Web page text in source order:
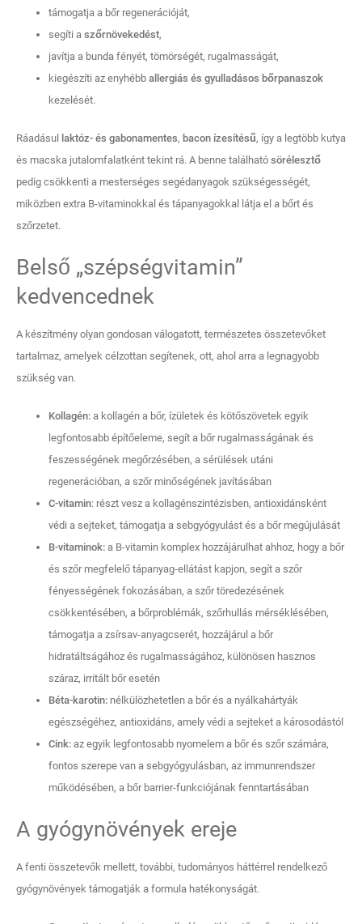
támogatja a bőr regenerációját,
segíti a szőrnövekedést,
javítja a bunda fényét, tömörségét, rugalmasságát,
kiegészíti az enyhébb allergiás és gyulladásos bőrpanaszok
kezelését.
Ráadásul laktóz- és gabonamentes, bacon ízesítésű, így a legtöbb kutya
és macska jutalomfalatként tekint rá. A benne található sörélesztő
pedig csökkenti a mesterséges segédanyagok szükségességét,
miközben extra B-vitaminokkal és tápanyagokkal látja el a bőrt és
szőrzetet.
Belső „szépségvitamin”
kedvencednek
A készítmény olyan gondosan válogatott, természetes összetevőket
tartalmaz, amelyek célzottan segítenek, ott, ahol arra a legnagyobb
szükség van.
Kollagén: a kollagén a bőr, ízületek és kötőszövetek egyik
legfontosabb építőeleme, segít a bőr rugalmasságának és
feszességének megőrzésében, a sérülések utáni
regenerációban, a szőr minőségének javításában
C-vitamin: részt vesz a kollagénszintézisben, antioxidánsként
védi a sejteket, támogatja a sebgyógyulást és a bőr megújulását
B-vitaminok: a B-vitamin komplex hozzájárulhat ahhoz, hogy a bőr
és szőr megfelelő tápanyag-ellátást kapjon, segít a szőr
fényességének fokozásában, a szőr töredezésének
csökkentésében, a bőrproblémák, szőrhullás mérséklésében,
támogatja a zsírsav-anyagcserét, hozzájárul a bőr
hidratáltságához és rugalmasságához, különösen hasznos
száraz, irritált bőr esetén
Béta-karotin: nélkülözhetetlen a bőr és a nyálkahártyák
egészségéhez, antioxidáns, amely védi a sejteket a károsodástól
Cink: az egyik legfontosabb nyomelem a bőr és szőr számára,
fontos szerepe van a sebgyógyulásban, az immunrendszer
működésében, a bőr barrier-funkciójának fenntartásában
A gyógynövények ereje
A fenti összetevők mellett, további, tudományos háttérrel rendelkező
gyógynövények támogatják a formula hatékonyságát.